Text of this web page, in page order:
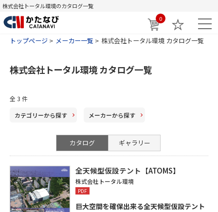
株式会社トータル環境のカタログ一覧
0
トップページ メーカー一覧 株式会社トータル環境 カタログ一覧
株式会社トータル環境 カタログ一覧
全 3 件
カテゴリーから探す メーカーから探す
カタログ ギャラリー
全天候型仮設テント【ATOMS】
株式会社トータル環境
PDF
巨大空間を確保出来る全天候型仮設テント